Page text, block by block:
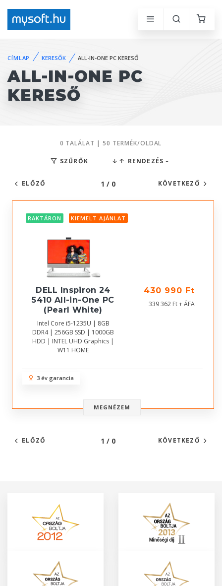
CÍMLAP KERESŐK ALL-IN-ONE PC KERESŐ
ALL-IN-ONE PC
KERESŐ
0 TALÁLAT | 50 TERMÉK/OLDAL
SZŰRŐK RENDEZÉS
ELŐZŐ 1 / 0 KÖVETKEZŐ
RAKTÁRON KIEMELT AJÁNLAT
DELL Inspiron 24
5410 All-in-One PC
(Pearl White)
Intel Core i5-1235U | 8GB
DDR4 | 256GB SSD | 1000GB
HDD | INTEL UHD Graphics |
W11 HOME
430 990 Ft
339 362 Ft + ÁFA
3 év garancia
MEGNÉZEM
ELŐZŐ 1 / 0 KÖVETKEZŐ